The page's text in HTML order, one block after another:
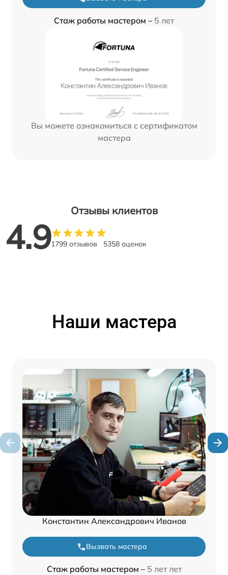
Стаж работы мастером – 5 лет
Вы можете ознакомиться с сертификатом
мастера
Отзывы клиентов
4.91799 отзывов 5358 оценок
Наши мастера
Константин Александрович Иванов
Вызвать мастера
Стаж работы мастером – 5 лет лет